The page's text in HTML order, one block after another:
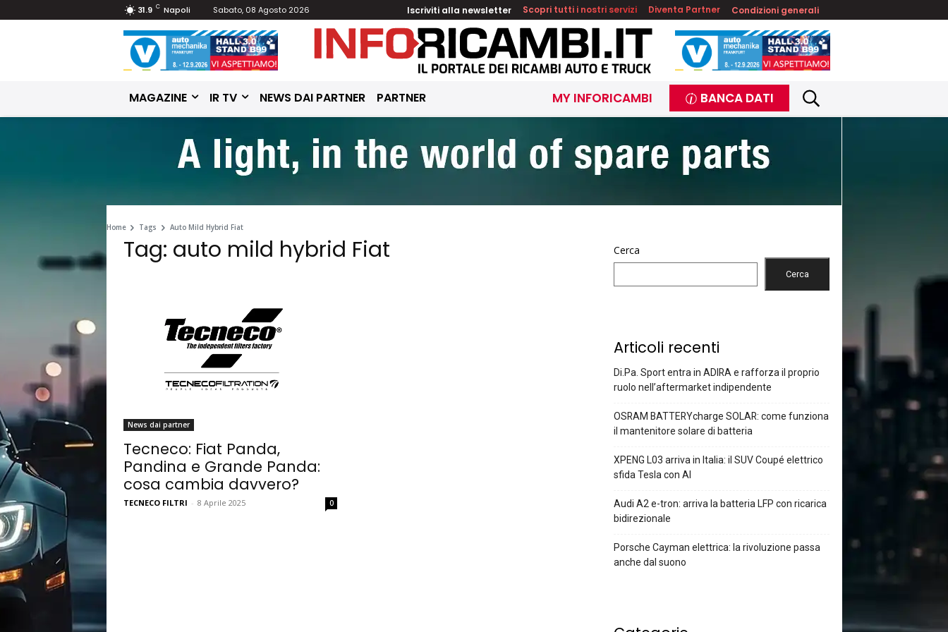
31.9 C Napoli Sabato, 08 Agosto 2026 Iscriviti alla newsletter Scopri tutti i nostri servizi Diventa Partner Condizioni generali
MAGAZINE IR TV NEWS DAI PARTNER PARTNER MY INFORICAMBI BANCA DATI
Home Tags Auto Mild Hybrid Fiat
Tag: auto mild hybrid Fiat
News dai partner
Tecneco: Fiat Panda,
Pandina e Grande Panda:
cosa cambia davvero?
TECNECO FILTRI - 8 Aprile 2025 0
Cerca
Cerca
Articoli recenti
Di.Pa. Sport entra in ADIRA e rafforza il proprio
ruolo nell’aftermarket indipendente
OSRAM BATTERYcharge SOLAR: come funziona
il mantenitore solare di batteria
XPENG L03 arriva in Italia: il SUV Coupé elettrico
sfida Tesla con AI
Audi A2 e-tron: arriva la batteria LFP con ricarica
bidirezionale
Porsche Cayman elettrica: la rivoluzione passa
anche dal suono